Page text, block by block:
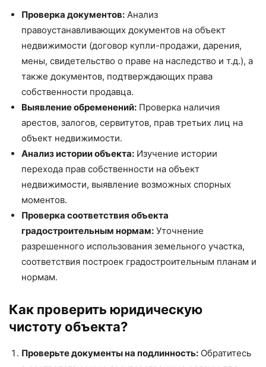
Проверка документов: Анализ
правоустанавливающих документов на объект
недвижимости (договор купли-продажи, дарения,
мены, свидетельство о праве на наследство и т.д.), а
также документов, подтверждающих права
собственности продавца.
Выявление обременений: Проверка наличия
арестов, залогов, сервитутов, прав третьих лиц на
объект недвижимости.
Анализ истории объекта: Изучение истории
перехода прав собственности на объект
недвижимости, выявление возможных спорных
моментов.
Проверка соответствия объекта
градостроительным нормам: Уточнение
разрешенного использования земельного участка,
соответствия построек градостроительным планам и
нормам.
Как проверить юридическую
чистоту объекта?
Проверьте документы на подлинность: Обратитесь